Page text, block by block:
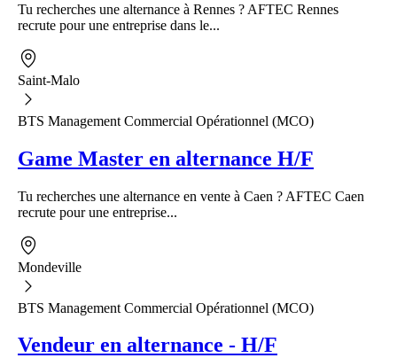
Tu recherches une alternance à Rennes ? AFTEC Rennes
recrute pour une entreprise dans le...
Saint-Malo
BTS Management Commercial Opérationnel (MCO)
Game Master en alternance H/F
Tu recherches une alternance en vente à Caen ? AFTEC Caen
recrute pour une entreprise...
Mondeville
BTS Management Commercial Opérationnel (MCO)
Vendeur en alternance - H/F